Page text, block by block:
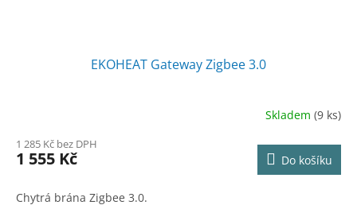
EKOHEAT Gateway Zigbee 3.0
Skladem (9 ks)
1 285 Kč bez DPH
1 555 Kč Do košíku
Chytrá brána Zigbee 3.0.